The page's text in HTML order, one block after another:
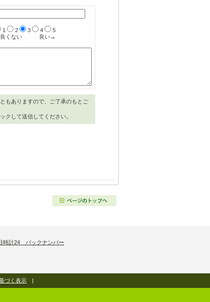
1 2 3 4
5
くない
良い→
もありますので、ご了承のもとご
クして送信してください。
時計24 バックナンバー
づく表示 |